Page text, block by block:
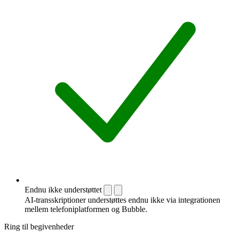
Endnu ikke understøttet
AI-transskriptioner understøttes endnu ikke via integrationen
mellem telefoni­platformen og Bubble.
Ring til begivenheder